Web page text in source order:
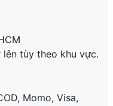
tùy theo khu vực.
Momo, Visa,